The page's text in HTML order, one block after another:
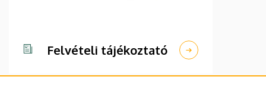
Felvételi tájékoztató